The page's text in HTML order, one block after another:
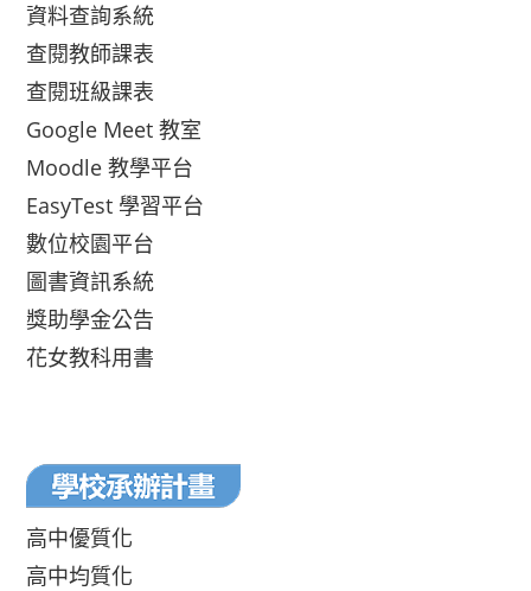
資料查詢系統
查閱教師課表
查閱班級課表
Google Meet 教室
Moodle 教學平台
EasyTest 學習平台
數位校園平台
圖書資訊系統
獎助學金公告
花女教科用書
高中優質化
高中均質化